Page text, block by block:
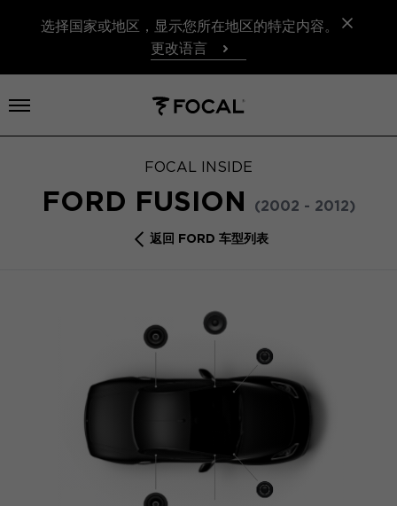
选择国家或地区，显示您所在地区的特定内容。
更改语言
打开菜单
FOCAL INSIDE
FORD FUSION (2002 - 2012)
返回 FORD 车型列表